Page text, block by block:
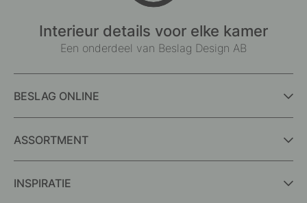
Interieur details voor elke kamer
Een onderdeel van Beslag Design AB
BESLAG ONLINE
ASSORTMENT
INSPIRATIE